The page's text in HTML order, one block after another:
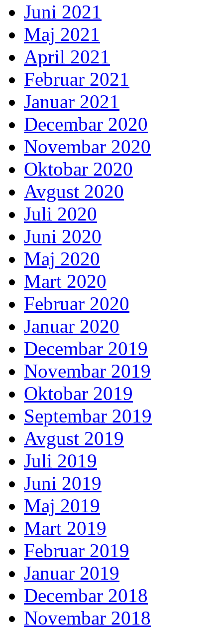
Juni 2021
Maj 2021
April 2021
Februar 2021
Januar 2021
Decembar 2020
Novembar 2020
Oktobar 2020
Avgust 2020
Juli 2020
Juni 2020
Maj 2020
Mart 2020
Februar 2020
Januar 2020
Decembar 2019
Novembar 2019
Oktobar 2019
Septembar 2019
Avgust 2019
Juli 2019
Juni 2019
Maj 2019
Mart 2019
Februar 2019
Januar 2019
Decembar 2018
Novembar 2018